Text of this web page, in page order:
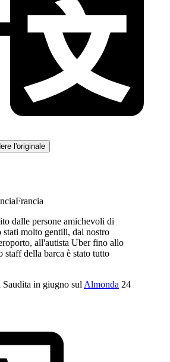
l'originale
Francia
dalle persone amichevoli di
stati molto gentili, dal nostro
all'autista Uber fino allo
staff della barca è stato tutto
Saudita in giugno sul Almonda 24